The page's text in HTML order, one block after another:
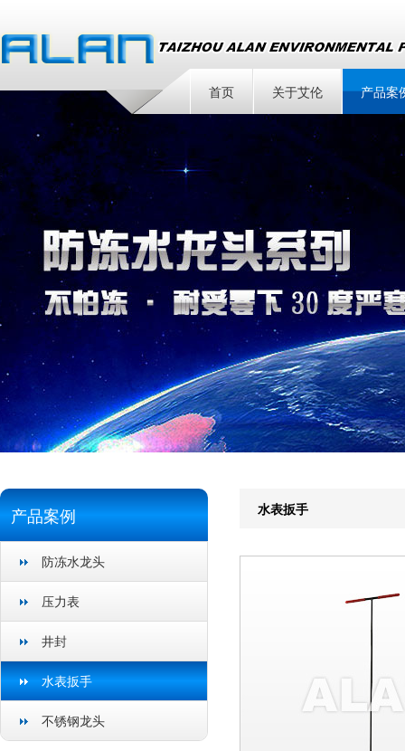
首页 关于艾伦 产品案
产品案例
防冻水龙头
压力表
井封
水表扳手
不锈钢龙头
水表扳手